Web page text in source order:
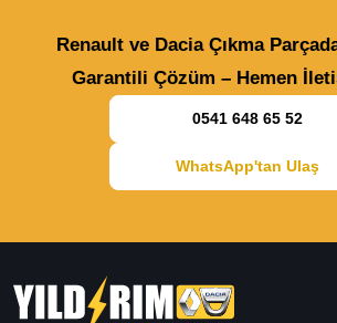
Renault ve Dacia Çıkma
Garantili Çözüm – Hemen
0541 648 65 52
WhatsApp'tan Ulaş